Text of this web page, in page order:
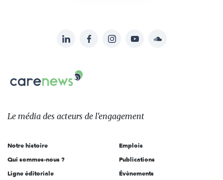
sur:
LinkedInFacebookInstagramYouTubeSoundcloud
Le
des
l'engagement
Le média des acteurs de l'engagement
Notre histoire
Qui sommes-nous ?
Ligne éditoriale
Emplois
Publications
Évènements